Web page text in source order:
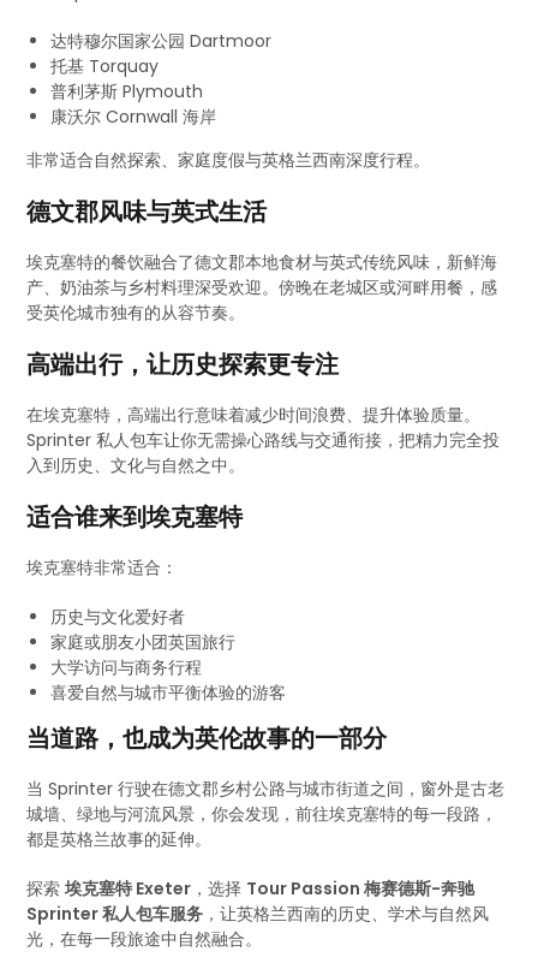
达特穆尔国家公园 Dartmoor
托基 Torquay
普利茅斯 Plymouth
康沃尔 Cornwall 海岸
非常适合自然探索、家庭度假与英格兰西南深度行程。
德文郡风味与英式生活
埃克塞特的餐饮融合了德文郡本地食材与英式传统风味，新鲜海
产、奶油茶与乡村料理深受欢迎。傍晚在老城区或河畔用餐，感
受英伦城市独有的从容节奏。
高端出行，让历史探索更专注
在埃克塞特，高端出行意味着减少时间浪费、提升体验质量。
Sprinter 私人包车让你无需操心路线与交通衔接，把精力完全投
入到历史、文化与自然之中。
适合谁来到埃克塞特
埃克塞特非常适合：
历史与文化爱好者
家庭或朋友小团英国旅行
大学访问与商务行程
喜爱自然与城市平衡体验的游客
当道路，也成为英伦故事的一部分
当 Sprinter 行驶在德文郡乡村公路与城市街道之间，窗外是古老
城墙、绿地与河流风景，你会发现，前往埃克塞特的每一段路，
都是英格兰故事的延伸。
探索埃克塞特 Exeter ，选择 Tour Passion 梅赛德斯-奔驰
Sprinter 私人包车服务 ，让英格兰西南的历史、学术与自然风
光，在每一段旅途中自然融合。